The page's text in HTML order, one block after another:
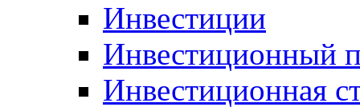
Инвестиции
Инвестиционный
Инвестиционная